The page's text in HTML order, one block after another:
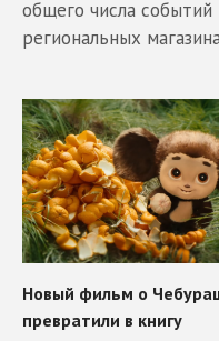
общего числа
региональных